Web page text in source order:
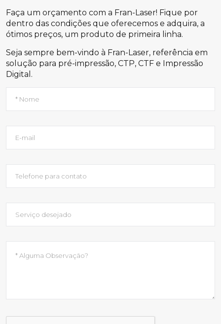
Faça um orçamento com a Fran-Laser! Fique por
dentro das condições que oferecemos e adquira, a
ótimos preços, um produto de primeira linha.
Seja sempre bem-vindo à Fran-Laser, referência em
solução para pré-impressão, CTP, CTF e Impressão
Digital.